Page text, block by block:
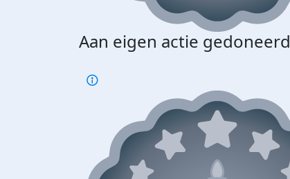
Aan eigen actie gedoneerd